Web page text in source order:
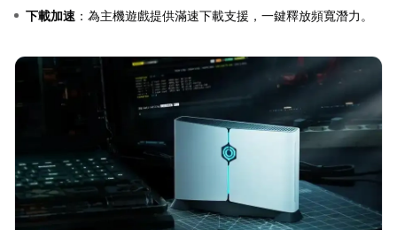
下載加速 ：為主機遊戲提供滿速下載支援，一鍵釋放頻寬潛力。